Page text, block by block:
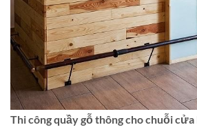
Thi công quầy gỗ thông cho chuỗi cửa